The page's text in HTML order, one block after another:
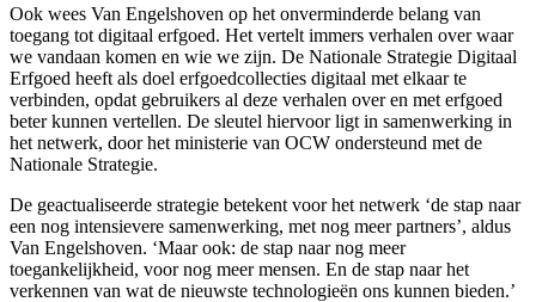
Ook wees Van Engelshoven op het onverminderde belang van
toegang tot digitaal erfgoed. Het vertelt immers verhalen over waar
we vandaan komen en wie we zijn. De Nationale Strategie Digitaal
Erfgoed heeft als doel erfgoedcollecties digitaal met elkaar te
verbinden, opdat gebruikers al deze verhalen over en met erfgoed
beter kunnen vertellen. De sleutel hiervoor ligt in samenwerking in
het netwerk, door het ministerie van OCW ondersteund met de
Nationale Strategie.
De geactualiseerde strategie betekent voor het netwerk ‘de stap naar
een nog intensievere samenwerking, met nog meer partners’, aldus
Van Engelshoven. ‘Maar ook: de stap naar nog meer
toegankelijkheid, voor nog meer mensen. En de stap naar het
verkennen van wat de nieuwste technologieën ons kunnen bieden.’